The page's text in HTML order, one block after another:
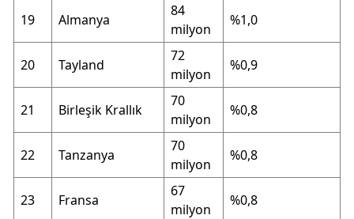
19 Almanya
84
milyon
%1,0
20 Tayland
72
milyon
%0,9
21 Birleşik Krallık
70
milyon
%0,8
22 Tanzanya
70
milyon
%0,8
23 Fransa
67
milyon
%0,8